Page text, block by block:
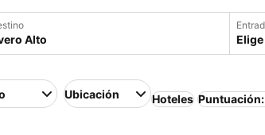
Ubicación Hoteles